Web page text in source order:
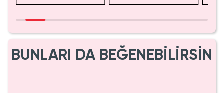
BUNLARI DA BEĞENEBİLİRSİN